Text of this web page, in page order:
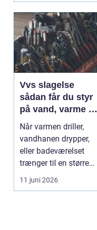
Vvs slagelse
sådan får du styr
på vand, varme og
energi i din bolig
Når varmen driller,
vandhanen drypper,
eller badeværelset
trænger til en større
renovering, er en dy...
11 juni 2026